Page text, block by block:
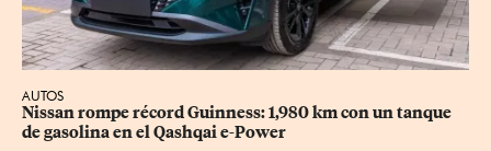
AUTOS
Nissan rompe récord Guinness: 1,980 km con un tanque
de gasolina en el Qashqai e-Power